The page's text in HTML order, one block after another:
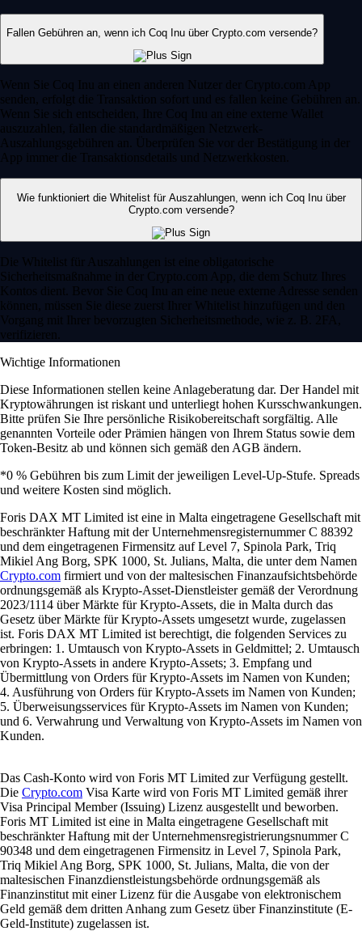
Fallen Gebühren an, wenn ich Coq Inu über Crypto.com versende?
Wenn Sie Coq Inu an einen anderen Nutzer der Crypto.com App
senden, erfolgt die Transaktion sofort und es fallen keine Gebühren an.
Wenn Sie sich entscheiden, Ihre Coq Inu an eine externe Wallet
auszuzahlen, fallen die standardmäßigen Netzwerk-
Auszahlungsgebühren an. Überprüfen Sie vor der Bestätigung in der
App immer die Transaktionsdetails und Netzwerkkosten.
Wie funktioniert die Whitelist für Auszahlungen, wenn ich Coq Inu über
Crypto.com versende?
Die Whitelist für Auszahlungen ist eine obligatorische
Sicherheitsmaßnahme in der Crypto.com App, die dem Schutz Ihres
Kontos dient. Bevor Sie Coq Inu an eine neue externe Adresse senden
können, müssen Sie diese zuerst Ihrer Whitelist hinzufügen und den
Vorgang mit Ihrer bevorzugten Sicherheitsmethode, wie z. B. 2FA,
verifizieren.
Wichtige Informationen
Diese Informationen stellen keine Anlageberatung dar. Der Handel mit
Kryptowährungen ist riskant und unterliegt hohen Kursschwankungen.
Bitte prüfen Sie Ihre persönliche Risikobereitschaft sorgfältig. Alle
genannten Vorteile oder Prämien hängen von Ihrem Status sowie dem
Token-Besitz ab und können sich gemäß den AGB ändern.
*0 % Gebühren bis zum Limit der jeweiligen Level-Up-Stufe. Spreads
und weitere Kosten sind möglich.
Foris DAX MT Limited ist eine in Malta eingetragene Gesellschaft mit
beschränkter Haftung mit der Unternehmensregisternummer C 88392
und dem eingetragenen Firmensitz auf Level 7, Spinola Park, Triq
Mikiel Ang Borg, SPK 1000, St. Julians, Malta, die unter dem Namen
Crypto.com firmiert und von der maltesischen Finanzaufsichtsbehörde
ordnungsgemäß als Krypto-Asset-Dienstleister gemäß der Verordnung
2023/1114 über Märkte für Krypto-Assets, die in Malta durch das
Gesetz über Märkte für Krypto-Assets umgesetzt wurde, zugelassen
ist. Foris DAX MT Limited ist berechtigt, die folgenden Services zu
erbringen: 1. Umtausch von Krypto-Assets in Geldmittel; 2. Umtausch
von Krypto-Assets in andere Krypto-Assets; 3. Empfang und
Übermittlung von Orders für Krypto-Assets im Namen von Kunden;
4. Ausführung von Orders für Krypto-Assets im Namen von Kunden;
5. Überweisungsservices für Krypto-Assets im Namen von Kunden;
und 6. Verwahrung und Verwaltung von Krypto-Assets im Namen von
Kunden.
Das Cash-Konto wird von Foris MT Limited zur Verfügung gestellt.
Die Crypto.com Visa Karte wird von Foris MT Limited gemäß ihrer
Visa Principal Member (Issuing) Lizenz ausgestellt und beworben.
Foris MT Limited ist eine in Malta eingetragene Gesellschaft mit
beschränkter Haftung mit der Unternehmensregistrierungsnummer C
90348 und dem eingetragenen Firmensitz in Level 7, Spinola Park,
Triq Mikiel Ang Borg, SPK 1000, St. Julians, Malta, die von der
maltesischen Finanzdienstleistungsbehörde ordnungsgemäß als
Finanzinstitut mit einer Lizenz für die Ausgabe von elektronischem
Geld gemäß dem dritten Anhang zum Gesetz über Finanzinstitute (E-
Geld-Institute) zugelassen ist.